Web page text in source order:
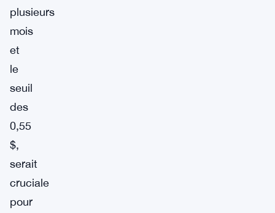
plusieurs
mois
et
le
seuil
des
0,55
$,
serait
cruciale
pour